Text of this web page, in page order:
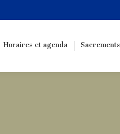
Horaires et agenda Sacrements